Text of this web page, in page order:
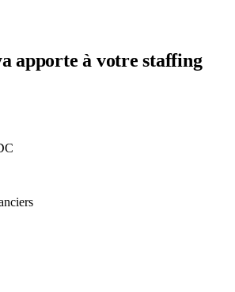
apporte à votre staffing